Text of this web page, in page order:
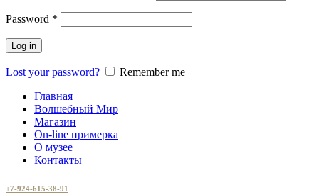
Password *
Log in
Lost your password?
Remember me
Главная
Волшебный Мир
Магазин
On-line примерка
О музее
Контакты
+7-924-615-38-91